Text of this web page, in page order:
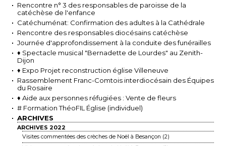
Rencontre n° 3 des responsables de paroisse de la
catéchèse de l'enfance
Catéchuménat: Confirmation des adultes à la Cathédrale
Rencontre des responsables diocésains catéchèse
Journée d'approfondissement à la conduite des funérailles
♦ Spectacle musical "Bernadette de Lourdes" au Zenith-
Dijon
♦ Expo Projet reconstruction église Villeneuve
Rassemblement Franc-Comtois interdiocésain des Équipes
du Rosaire
♦ Aide aux personnes réfugiées : Vente de fleurs
# Formation ThéoFIL Église (individuel)
ARCHIVES
ARCHIVES 2022
Visites commentées des crèches de Noël à Besançon (2)